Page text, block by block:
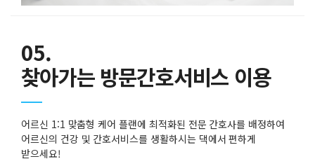
05.
찾아가는 방문간호서비스 이용
어르신 1:1 맞춤형 케어 플랜에 최적화된 전문 간호사를 배정하여
어르신의 건강 및 간호서비스를 생활하시는 댁에서 편하게
받으세요!